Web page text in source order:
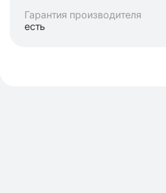
Гарантия производителя
есть